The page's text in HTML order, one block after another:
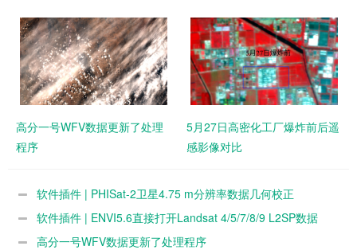
高分一号WFV数据更新了处理
程序
5月27日高密化工厂爆炸前后遥
感影像对比
软件插件 | PHISat-2卫星4.75 m分辨率数据几何校正
软件插件 | ENVI5.6直接打开Landsat 4/5/7/8/9 L2SP数据
高分一号WFV数据更新了处理程序